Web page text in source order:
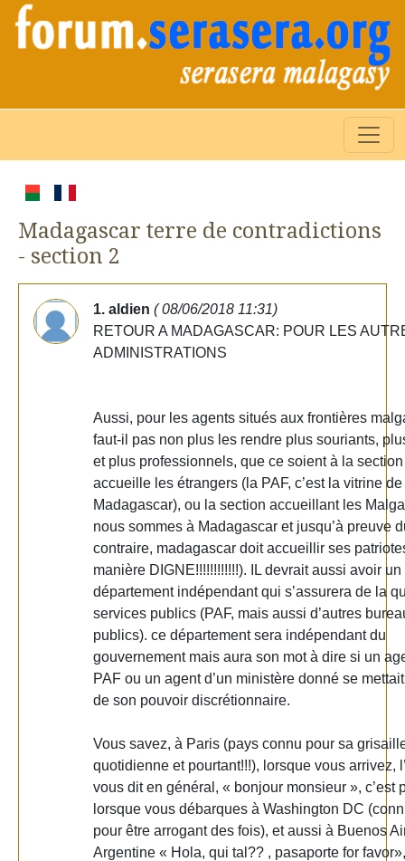
Madagascar terre de contradictions
- section 2
1. aldien ( 08/06/2018 11:31)
RETOUR A MADAGASCAR: POUR LES
ADMINISTRATIONS
Aussi, pour les agents situés aux frontières
faut-il pas non plus les rendre plus souriants,
et plus professionnels, que ce soient à la
accueille les étrangers (la PAF, c’est la vitrine de
Madagascar), ou la section accueillant les
nous sommes à Madagascar et jusqu’à preuve
contraire, madagascar doit accueillir ses
manière DIGNE!!!!!!!!!!!!). IL devrait aussi avoir un
département indépendant qui s’assurera de la
services publics (PAF, mais aussi d’autres
publics). ce département sera indépendant du
gouvernement mais aura son mot à dire si un
PAF ou un agent d’un ministère donné se
de son pouvoir discrétionnaire.
Vous savez, à Paris (pays connu pour sa
quotidienne et pourtant!!!), lorsque vous arrivez,
vous dit en général, « bonjour monsieur », c’est
lorsque vous débarques à Washington DC
pour être arrogant des fois), et aussi à Buenos
Argentine « Hola, qui tal?? , pasaporte for